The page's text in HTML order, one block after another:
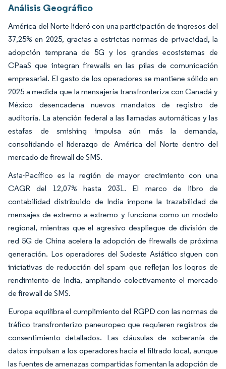
Análisis Geográfico
América del Norte lideró con una participación de ingresos del
37,25% en 2025, gracias a estrictas normas de privacidad, la
adopción temprana de 5G y los grandes ecosistemas de
CPaaS que integran firewalls en las pilas de comunicación
empresarial. El gasto de los operadores se mantiene sólido en
2025 a medida que la mensajería transfronteriza con Canadá y
México desencadena nuevos mandatos de registro de
auditoría. La atención federal a las llamadas automáticas y las
estafas de smishing impulsa aún más la demanda,
consolidando el liderazgo de América del Norte dentro del
mercado de firewall de SMS.
Asia-Pacífico es la región de mayor crecimiento con una
CAGR del 12,07% hasta 2031. El marco de libro de
contabilidad distribuido de India impone la trazabilidad de
mensajes de extremo a extremo y funciona como un modelo
regional, mientras que el agresivo despliegue de división de
red 5G de China acelera la adopción de firewalls de próxima
generación. Los operadores del Sudeste Asiático siguen con
iniciativas de reducción del spam que reflejan los logros de
rendimiento de India, ampliando colectivamente el mercado
de firewall de SMS.
Europa equilibra el cumplimiento del RGPD con las normas de
tráfico transfronterizo paneuropeo que requieren registros de
consentimiento detallados. Las cláusulas de soberanía de
datos impulsan a los operadores hacia el filtrado local, aunque
las fuentes de amenazas compartidas fomentan la adopción de